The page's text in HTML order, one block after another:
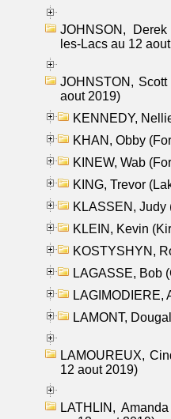
JOHNSON,
les-Lacs au 12
JOHNSTON,
aout 2019)
KENNEDY,
KHAN, Obby
KINEW, Wab
KING, Trevor
KLASSEN, Judy
KLEIN, Kevin
KOSTYSHYN,
LAGASSE, Bob
LAGIMODIERE,
LAMONT,
LAMOUREUX,
12 aout 2019)
LATHLIN,